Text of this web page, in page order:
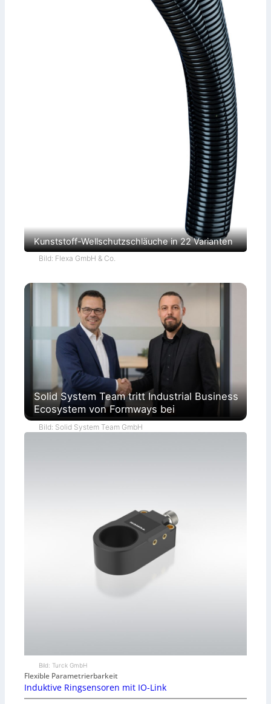
Kunststoff-Wellschutzschläuche in 22 Varianten
Bild: Flexa GmbH & Co.
Solid System Team tritt Industrial Business
Ecosystem von Formways bei
Bild: Solid System Team GmbH
Bild: Turck GmbH
Flexible Parametrierbarkeit
Induktive Ringsensoren mit IO-Link